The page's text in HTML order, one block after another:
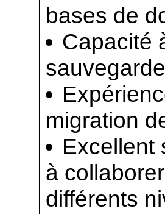
bases de
Capacité
migration
Excellent
à
différents